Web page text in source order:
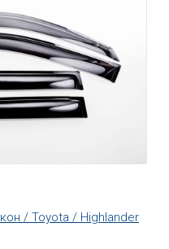
/ Toyota / Highlander